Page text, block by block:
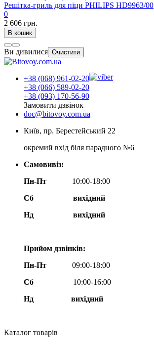
Решітка-гриль для піци PHILIPS HD9963/00
0
2 606 грн.
В кошик
Ви дивилися Очистити
+38 (068) 961-02-20
+38 (066) 589-02-20
+38 (093) 170-56-90
Замовити дзвінок
doc@bitovoy.com.ua
Київ, пр. Берестейський 22
окремий вхід біля парадного №6
Самовивіз:
Пн-Пт
10:00-18:00
Сб
вихідний
Нд
вихідний
Прийом дзвінків:
Пн-Пт
09:00-18:00
Сб
10:00-16:00
Нд вихідний
Каталог товарів